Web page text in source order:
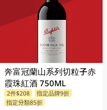
奔富冠蘭山系列切粒子赤
霞珠紅酒 750ML
2件$208
指定品牌9折
指定分類85折